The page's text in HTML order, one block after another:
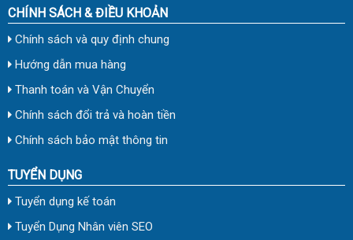
CHÍNH SÁCH & ĐIỀU KHOẢN
Chính sách và quy định chung
Hướng dẫn mua hàng
Thanh toán và Vận Chuyển
Chính sách đổi trả và hoàn tiền
Chính sách bảo mật thông tin
TUYỂN DỤNG
Tuyển dụng kế toán
Tuyển Dụng Nhân viên SEO